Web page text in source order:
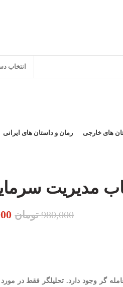
انتخاب
های خارجی رمان و داستان های ایرانی
مدیریت
980,000 تومان
گر وجود دارد. تحلیلگر فقط در